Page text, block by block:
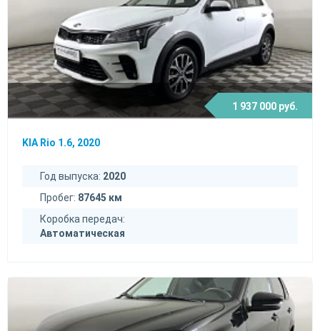
1 937 000 руб.
KIA Rio 1.6, 2020
Год выпуска: 2020
Пробег: 87645 км
Коробка передач:
Автоматическая